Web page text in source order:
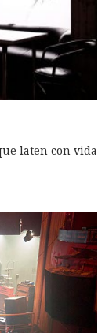
laten con vida